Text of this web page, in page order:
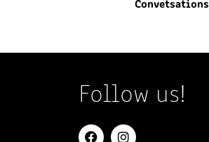
Convetsations
Follow us!